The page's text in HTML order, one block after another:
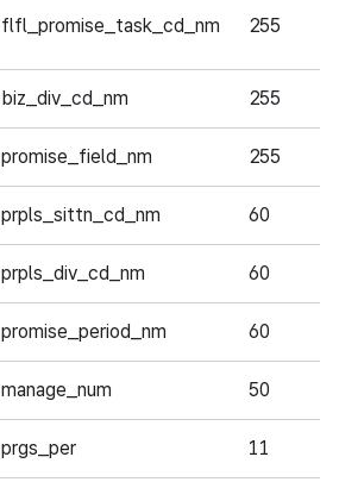
flfl_promise_task_cd_nm 255
biz_div_cd_nm 255
promise_field_nm 255
prpls_sittn_cd_nm 60
prpls_div_cd_nm 60
promise_period_nm 60
manage_num 50
prgs_per 11